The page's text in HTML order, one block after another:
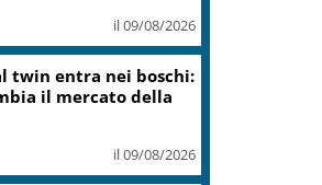
il 09/08/2026
twin entra nei boschi:
il mercato della
il 09/08/2026